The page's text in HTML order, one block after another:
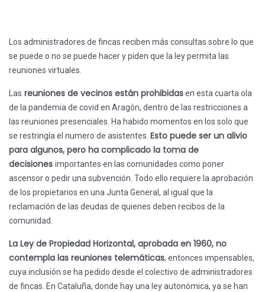
Los administradores de fincas reciben más consultas sobre lo que
se puede o no se puede hacer y piden que la ley permita las
reuniones virtuales.
Las reuniones de vecinos están prohibidasen esta cuarta ola
de la pandemia de covid en Aragón, dentro de las restricciones a
las reuniones presenciales. Ha habido momentos en los solo que
se restringía el numero de asistentes. Esto puede ser un alivio
para algunos, pero ha complicado la toma de
decisiones importantes en las comunidades como poner
ascensor o pedir una subvención. Todo ello requiere la aprobación
de los propietarios en una Junta General, al igual que la
reclamación de las deudas de quienes deben recibos de la
comunidad.
La Ley de Propiedad Horizontal, aprobada en 1960, no
contempla las reuniones telemáticas, entonces impensables,
cuya inclusión se ha pedido desde el colectivo de administradores
de fincas. En Cataluña, donde hay una ley autonómica, ya se han